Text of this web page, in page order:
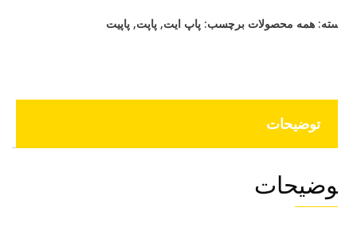
همه محصولات برچسب:پاپ ایت ,پاپت,پاپیت
توضیحات